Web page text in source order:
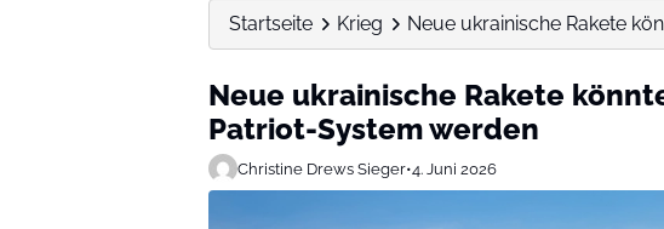
Startseite Krieg Neue ukrainische Rakete
Neue ukrainische Rakete
Patriot-System werden
Christine Drews Sieger•4. Juni 2026